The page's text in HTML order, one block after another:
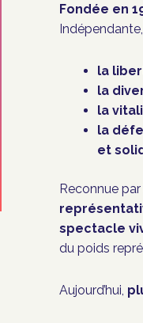
Fondée en
la
la
la
la
et
Reconnue
spectacle
du poids
Aujourd’hui,